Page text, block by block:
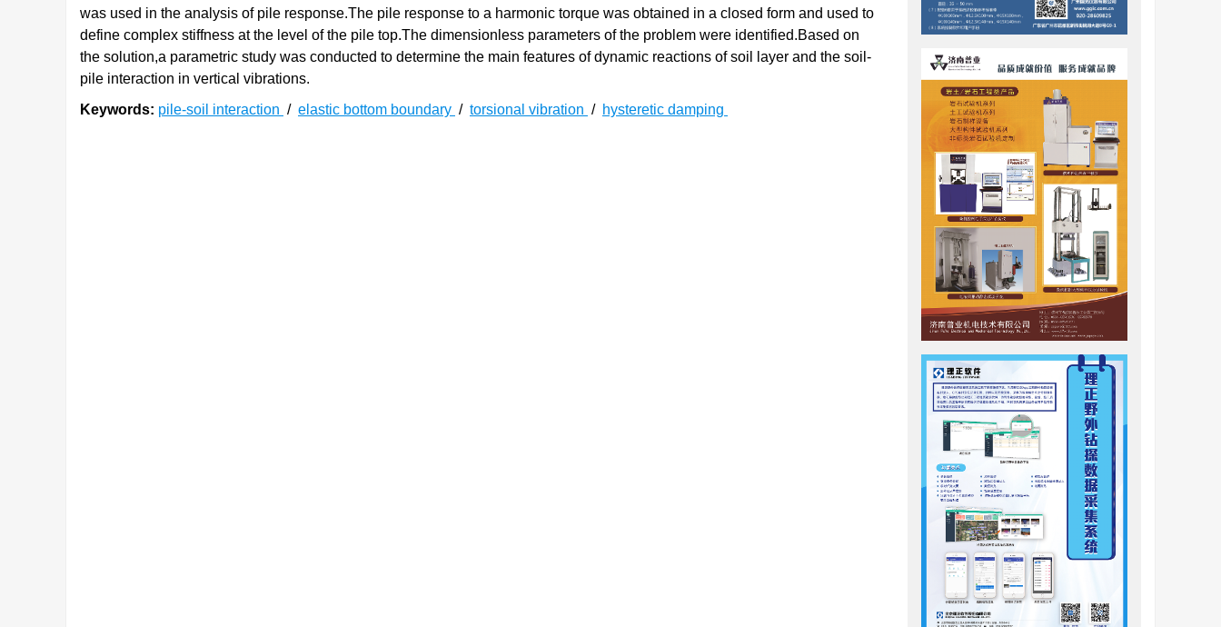
was used in the analysis of pile response.The pile response to a harmonic torque was obtained in a closed form and used to
define complex stiffness at the level of the pile top.The dimensionless parameters of the problem were identified.Based on
the solution,a parametric study was conducted to determine the main features of dynamic reactions of soil layer and the soil-
pile interaction in vertical vibrations.
Keywords: pile-soil interaction / elastic bottom boundary / torsional vibration / hysteretic damping